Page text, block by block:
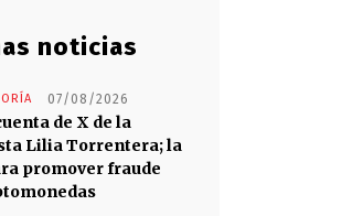
noticias
07/08/2026
de X de la
Lilia Torrentera; la
promover fraude